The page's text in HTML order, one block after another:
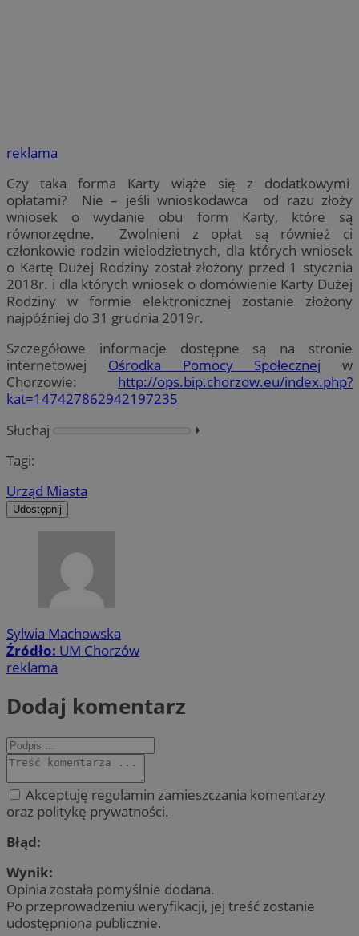
reklama
Czy taka forma Karty wiąże się z dodatkowymi
opłatami? Nie – jeśli wnioskodawca od razu złoży
wniosek o wydanie obu form Karty, które są
równorzędne. Zwolnieni z opłat są również ci
członkowie rodzin wielodzietnych, dla których wniosek
o Kartę Dużej Rodziny został złożony przed 1 stycznia
2018r. i dla których wniosek o domówienie Karty Dużej
Rodziny w formie elektronicznej zostanie złożony
najpóźniej do 31 grudnia 2019r.
Szczegółowe informacje dostępne są na stronie
internetowej Ośrodka Pomocy Społecznej w
Chorzowie: http://ops.bip.chorzow.eu/index.php?
kat=147427862942197235
Słuchaj
⏵︎
Tagi:
Urząd Miasta
Udostępnij
Sylwia Machowska
Źródło: UM Chorzów
reklama
Dodaj komentarz
Akceptuję regulamin zamieszczania komentarzy
oraz politykę prywatności.
Błąd:
Wynik:
Opinia została pomyślnie dodana.
Po przeprowadzeniu weryfikacji, jej treść zostanie
udostępniona publicznie.